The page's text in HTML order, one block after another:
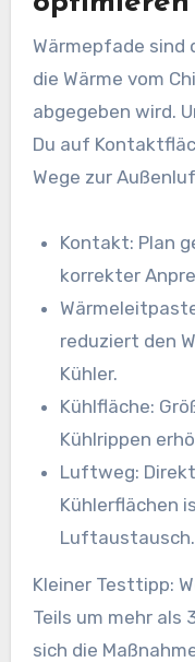
Wärmepfade sind
die Wärme vom
abgegeben wird.
Du auf
Wege zur
Kontakt: Plan
korrekter
reduziert den
Kühler.
Kühlfläche:
Kühlrippen
Luftweg:
Kühlerflächen
Luftaustausch.
Kleiner Testtipp:
Teils um mehr als
sich die